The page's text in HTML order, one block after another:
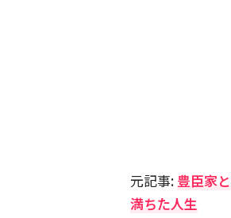
元記事:豊臣家
満ちた人生